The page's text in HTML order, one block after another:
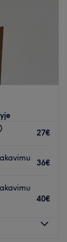
27€
36€
40€